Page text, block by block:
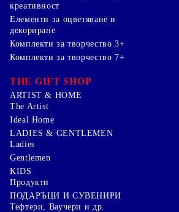
креативност
Елементи за оцветяване и
декориране
Комплекти за творчество 3+
Комплекти за творчество 7+
THE GIFT SHOP
ARTIST & HOME
The Artist
Ideal Home
LADIES & GENTLEMEN
Ladies
Gentlemen
KIDS
Продукти
ПОДАРЪЦИ И СУВЕНИРИ
Тефтери, Ваучери и др.